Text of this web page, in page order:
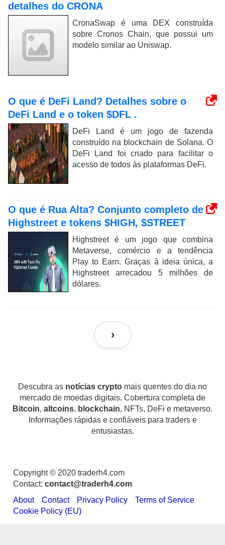
detalhes do CRONA
CronaSwap é uma DEX construída
sobre Cronos Chain, que possui um
modelo similar ao Uniswap.
O que é DeFi Land? Detalhes sobre o
DeFi Land e o token $DFL .
DeFi Land é um jogo de fazenda
construído na blockchain de Solana. O
DeFi Land foi criado para facilitar o
acesso de todos às plataformas DeFi.
O que é Rua Alta? Conjunto completo de
Highstreet e tokens $HIGH, $STREET
Highstreet é um jogo que combina
Metaverse, comércio e a tendência
Play to Earn. Graças à ideia única, a
Highstreet arrecadou 5 milhões de
dólares.
Descubra as notícias crypto mais quentes do dia no
mercado de moedas digitais. Cobertura completa de
Bitcoin, altcoins, blockchain, NFTs, DeFi e metaverso.
Informações rápidas e confiáveis para traders e
entusiastas.
Copyright © 2020 traderh4.com
Contact: contact@traderh4.com
About
Contact Privacy Policy
Terms of Service
Cookie Policy (EU)